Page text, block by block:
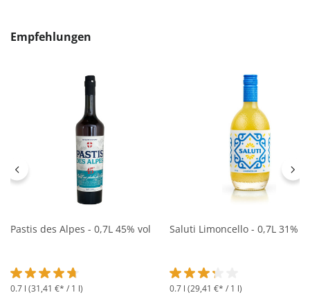
Produktgalerie überspringen
Empfehlungen
Pastis des Alpes - 0,7L 45% vol
Durchschnittliche Bewertung von 4.6 von 5 Sternen
0.7 l (31,41 €* / 1 l)
Saluti Limoncello - 0,7L 31%
Durchschnittliche
0.7 l (29,41 €* / 1 l)